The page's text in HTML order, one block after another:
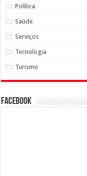
Política
Saúde
Serviços
Tecnologia
Turismo
Facebook